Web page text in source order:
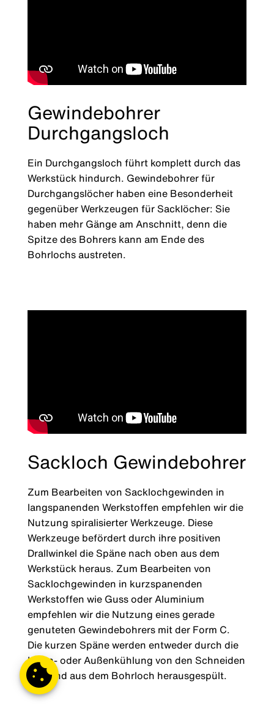
Gewindebohrer
Durchgangsloch
Ein Durchgangsloch führt komplett durch das
Werkstück hindurch. Gewindebohrer für
Durchgangslöcher haben eine Besonderheit
gegenüber Werkzeugen für Sacklöcher: Sie
haben mehr Gänge am Anschnitt, denn die
Spitze des Bohrers kann am Ende des
Bohrlochs austreten.
Sackloch Gewindebohrer
Zum Bearbeiten von Sacklochgewinden in
langspanenden Werkstoffen empfehlen wir die
Nutzung spiralisierter Werkzeuge. Diese
Werkzeuge befördert durch ihre positiven
Drallwinkel die Späne nach oben aus dem
Werkstück heraus. Zum Bearbeiten von
Sacklochgewinden in kurzspanenden
Werkstoffen wie Guss oder Aluminium
empfehlen wir die Nutzung eines gerade
genuteten Gewindebohrers mit der Form C.
Die kurzen Späne werden entweder durch die
Innen- oder Außenkühlung von den Schneiden
weg und aus dem Bohrloch herausgespült.